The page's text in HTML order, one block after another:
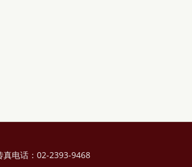
电话：02-2393-9468